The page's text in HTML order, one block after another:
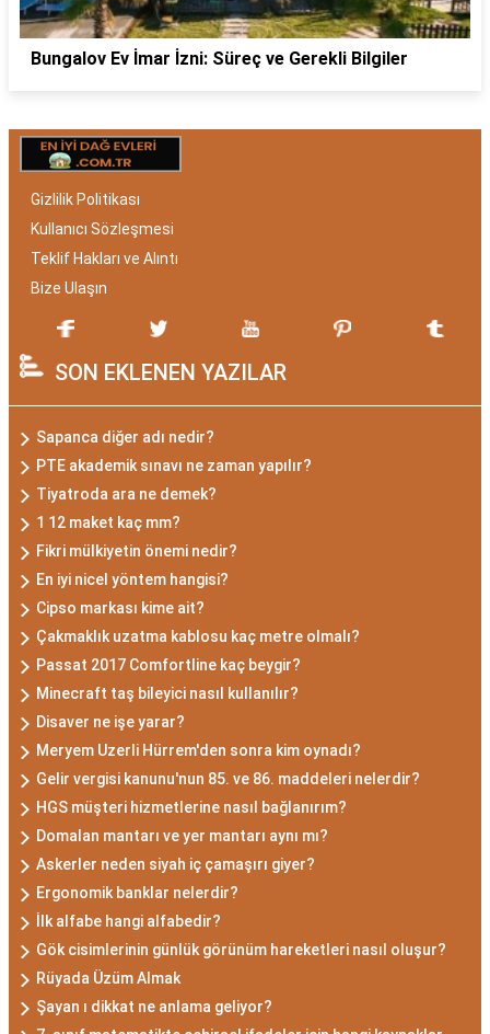
Bungalov Ev İmar İzni: Süreç ve Gerekli Bilgiler
Gizlilik Politikası
Kullanıcı Sözleşmesi
Teklif Hakları ve Alıntı
Bize Ulaşın
SON EKLENEN YAZILAR
Sapanca diğer adı nedir?
PTE akademik sınavı ne zaman yapılır?
Tiyatroda ara ne demek?
1 12 maket kaç mm?
Fikri mülkiyetin önemi nedir?
En iyi nicel yöntem hangisi?
Cipso markası kime ait?
Çakmaklık uzatma kablosu kaç metre olmalı?
Passat 2017 Comfortline kaç beygir?
Minecraft taş bileyici nasıl kullanılır?
Disaver ne işe yarar?
Meryem Uzerli Hürrem'den sonra kim oynadı?
Gelir vergisi kanunu'nun 85. ve 86. maddeleri nelerdir?
HGS müşteri hizmetlerine nasıl bağlanırım?
Domalan mantarı ve yer mantarı aynı mı?
Askerler neden siyah iç çamaşırı giyer?
Ergonomik banklar nelerdir?
İlk alfabe hangi alfabedir?
Gök cisimlerinin günlük görünüm hareketleri nasıl oluşur?
Rüyada Üzüm Almak
Şayan ı dikkat ne anlama geliyor?